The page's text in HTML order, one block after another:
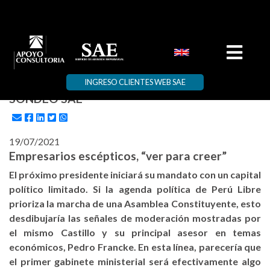
INGRESO CLIENTES WEB SAE
SONDEO SAE
19/07/2021
Empresarios escépticos, “ver para creer”
El próximo presidente iniciará su mandato con un capital
político limitado. Si la agenda política de Perú Libre
prioriza la marcha de una Asamblea Constituyente, esto
desdibujaría las señales de moderación mostradas por
el mismo Castillo y su principal asesor en temas
económicos, Pedro Francke. En esta línea, parecería que
el primer gabinete ministerial será efectivamente algo